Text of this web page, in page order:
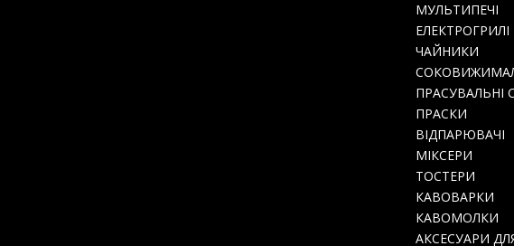
МУЛЬТИПЕЧІ
ЕЛЕКТРОГРИЛІ
ЧАЙНИКИ
ПРАСУВАЛЬНІ
ПРАСКИ
ВІДПАРЮВАЧІ
МІКСЕРИ
ТОСТЕРИ
КАВОВАРКИ
КАВОМОЛКИ
АКСЕСУАРИ